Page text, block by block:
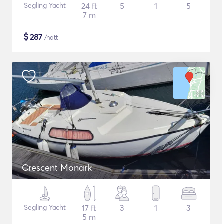
Segling Yacht
24 ft
7 m
5 1 5
$287 /natt
Crescent Monark
Segling Yacht
17 ft
5 m
3 1 3